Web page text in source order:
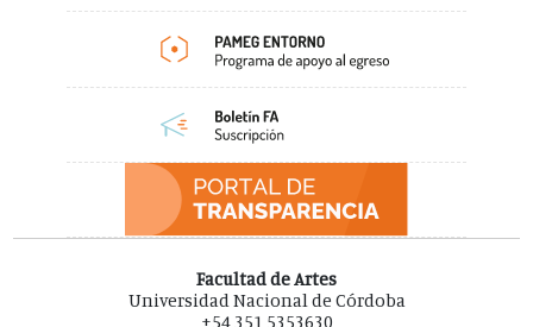
Facultad de Artes
Universidad Nacional de Córdoba
+54 351 5353630